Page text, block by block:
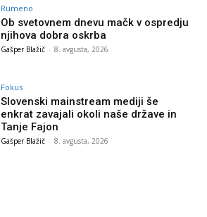
Rumeno
Ob svetovnem dnevu mačk v ospredju
njihova dobra oskrba
Gašper Blažič - 8. avgusta, 2026
Fokus
Slovenski mainstream mediji še
enkrat zavajali okoli naše države in
Tanje Fajon
Gašper Blažič - 8. avgusta, 2026